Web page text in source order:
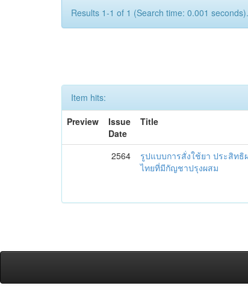
Results 1-1 of 1 (Search time: 0.001 seconds).
Item hits:
Preview
Issue
Date
Title
2564
รูปแบบการสั่งใช้ยา ประสิท
ไทยที่มีกัญชาปรุงผสม